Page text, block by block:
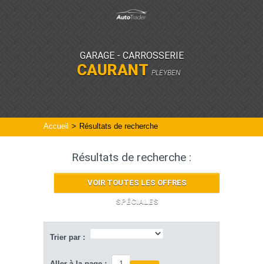
GARAGE - CARROSSERIE
CAURANT PLEYBEN
Accueil > Résultats de recherche
Résultats de recherche :
VOIR TOUTES LES OFFRES
SPÉCIALES
Trier par :